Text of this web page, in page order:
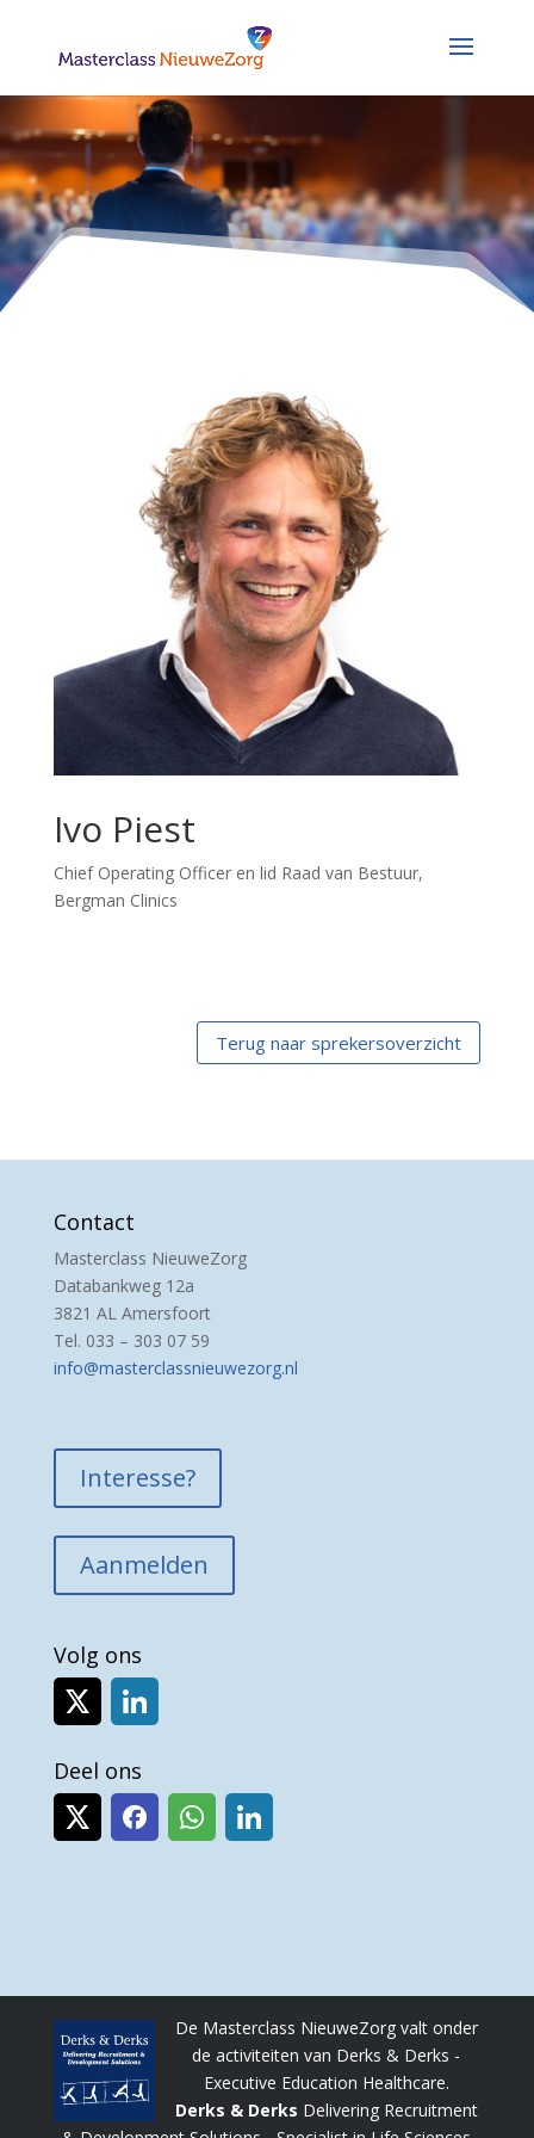
Ivo Piest
Chief Operating Officer en lid Raad van Bestuur,
Bergman Clinics
Terug naar sprekersoverzicht
Contact
Masterclass NieuweZorg
Databankweg 12a
3821 AL Amersfoort
Tel. 033 – 303 07 59
info@masterclassnieuwezorg.nl
Interesse?
Aanmelden
Volg ons
Deel ons
De Masterclass NieuweZorg valt onder
de activiteiten van Derks & Derks -
Executive Education Healthcare.
Derks & Derks Delivering Recruitment